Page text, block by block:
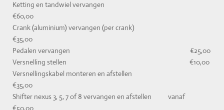
Ketting en tandwiel vervangen
€60,00
Crank (aluminium) vervangen (per crank)
€35,00
Pedalen vervangen €25,00
Versnelling stellen €10,00
Versnellingskabel monteren en afstellen
€35,00
Shifter nexus 3, 5, 7 of 8 vervangen en afstellen vanaf
€50,00